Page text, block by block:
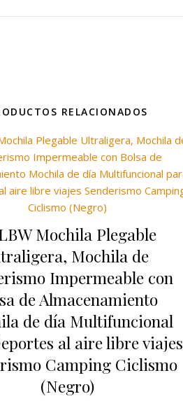
RELACIONADOS
Mochila Plegable
Mochila de
Impermeable con
de Almacenamiento
de día Multifuncional
al aire libre viajes
Camping Ciclismo
(Negro)